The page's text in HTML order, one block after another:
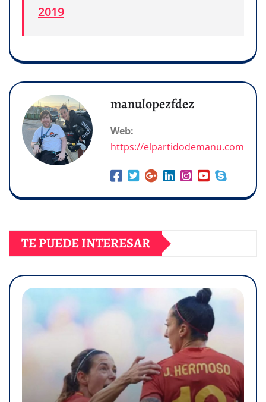
2019
manulopezfdez
Web:
https://elpartidodemanu.com
TE PUEDE INTERESAR